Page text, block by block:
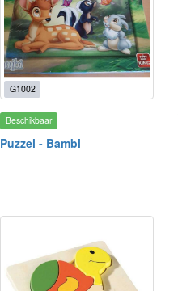
G1002
Beschikbaar
Puzzel - Bambi